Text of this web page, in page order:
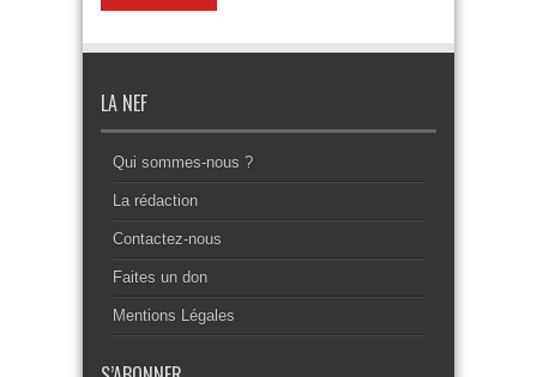
LA NEF
Qui sommes-nous ?
La rédaction
Contactez-nous
Faites un don
Mentions Légales